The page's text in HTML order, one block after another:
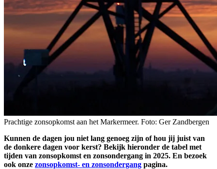
Prachtige zonsopkomst aan het Markermeer. Foto: Ger Zandbergen
Kunnen de dagen jou niet lang genoeg zijn of hou jij juist van
de donkere dagen voor kerst? Bekijk hieronder de tabel met
tijden van zonsopkomst en zonsondergang in 2025. En bezoek
ook onze zonsopkomst- en zonsondergang pagina.